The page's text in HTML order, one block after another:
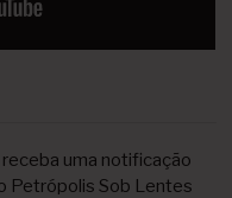
uma notificação
Petrópolis Sob Lentes